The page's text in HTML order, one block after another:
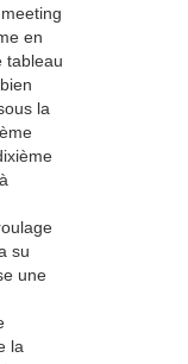
en
tableau
la
su
une
la